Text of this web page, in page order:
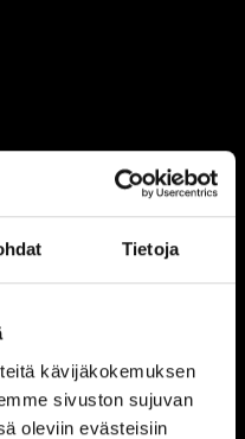
Tietoja
kävijäkokemuksen
sivuston sujuvan
oleviin evästeisiin